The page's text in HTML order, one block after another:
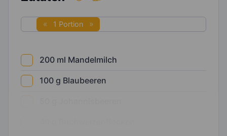
1 Portion
200 ml Mandelmilch
100 g Blaubeeren